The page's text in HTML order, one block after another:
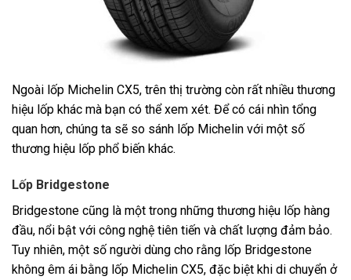
Ngoài lốp Michelin CX5, trên thị trường còn rất nhiều thương
hiệu lốp khác mà bạn có thể xem xét. Để có cái nhìn tổng
quan hơn, chúng ta sẽ so sánh lốp Michelin với một số
thương hiệu lốp phổ biến khác.
Lốp Bridgestone
Bridgestone cũng là một trong những thương hiệu lốp hàng
đầu, nổi bật với công nghệ tiên tiến và chất lượng đảm bảo.
Tuy nhiên, một số người dùng cho rằng lốp Bridgestone
không êm ái bằng lốp Michelin CX5, đặc biệt khi di chuyển ở